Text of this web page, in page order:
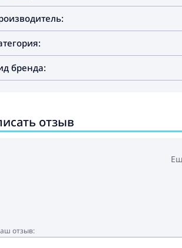
бренда:
отзыв
отзыв: